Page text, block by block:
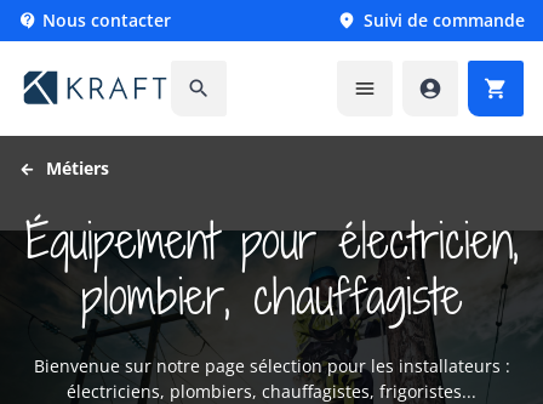
 Nous contacter  Suivi de commande
   
Métiers
Équipement pour électricien,
plombier, chauffagiste
Bienvenue sur notre page sélection pour les installateurs :
électriciens, plombiers, chauffagistes, frigoristes...